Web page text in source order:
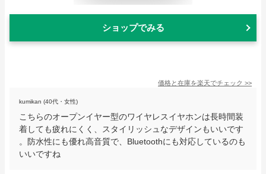
ショップでみる
価格と在庫を楽天でチェック >>
kumikan (40代・女性)
こちらのオープンイヤー型のワイヤレスイヤホンは長時間装
着しても疲れにくく、スタイリッシュなデザインもいいです
。防水性にも優れ高音質で、Bluetoothにも対応しているのも
いいですね